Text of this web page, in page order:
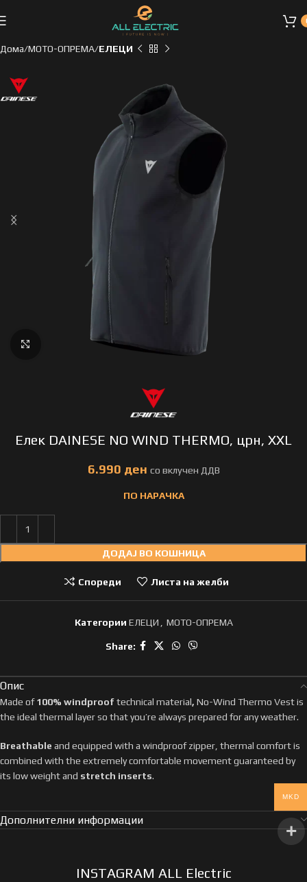
Дома МОТО-ОПРЕМА ЕЛЕЦИ
Click to enlarge
Елек DAINESE NO WIND THERMO, црн, XXL
ден
ПО НАРАЧКА
ДОДАЈ ВО КОШНИЦА
Спореди Листа на желби
Категории ЕЛЕЦИ , МОТО-ОПРЕМА
Share:
Опис
Made of100% windprooftechnical material, No-Wind Thermo Vest is
the ideal thermal layer so that you’re always prepared for any weather.
Breathable and equipped with a windproof zipper, thermal comfort is
combined with the extremely comfortable movement guaranteed by
its low weight and stretch inserts.
Дополнителни информации
INSTAGRAM ALL Electric
MKD